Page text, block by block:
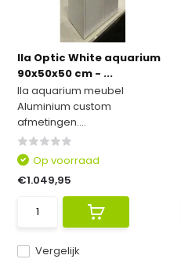
Ila Optic White aquarium
90x50x50 cm - ...
Ila aquarium meubel
Aluminium custom
afmetingen....
Vergelijk
Op voorraad
€1.049,95